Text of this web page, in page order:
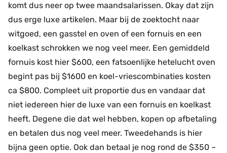
komt dus neer op twee maandsalarissen. Okay dat zijn
dus erge luxe artikelen. Maar bij de zoektocht naar
witgoed, een gasstel en oven of een fornuis en een
koelkast schrokken we nog veel meer. Een gemiddeld
fornuis kost hier $600, een fatsoenlijke hetelucht oven
begint pas bij $1600 en koel-vriescombinaties kosten
ca $800. Compleet uit proportie dus en vandaar dat
niet iedereen hier de luxe van een fornuis en koelkast
heeft. Degene die dat wel hebben, kopen op afbetaling
en betalen dus nog veel meer. Tweedehands is hier
bijna geen optie. Ook dan betaal je nog rond de $350 –